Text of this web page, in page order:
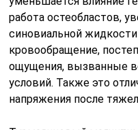
работа остеобластов,
синовиальной
кровообращение,
ощущения, вызванные
условий. Также это
напряжения после